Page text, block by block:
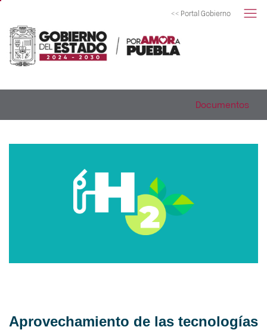
<< Portal Gobierno
Documentos
Aprovechamiento de las tecnologías